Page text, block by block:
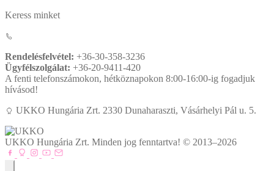
Keress minket
Rendelésfelvétel: +36-30-358-3236
Ügyfélszolgálat: +36-20-9411-420
A fenti telefonszámokon, hétköznapokon 8:00-16:00-ig fogadjuk
hívásod!
UKKO Hungária Zrt. 2330 Dunaharaszti, Vásárhelyi Pál u. 5.
UKKO Hungária Zrt. Minden jog fenntartva! © 2013–2026